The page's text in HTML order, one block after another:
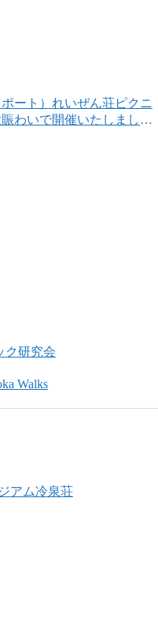
ート）れいぜん荘ピクニ
わいで開催いたしまし
アム冷泉荘